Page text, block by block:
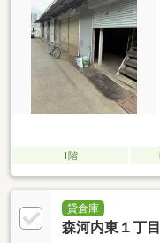
1階
貸倉庫
森河内東１丁